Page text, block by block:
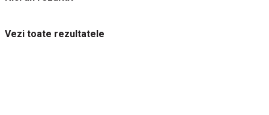
Vezi toate rezultatele